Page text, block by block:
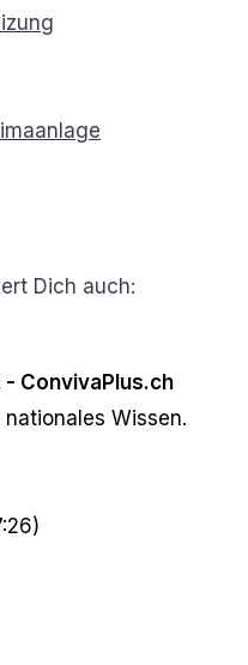
Dich auch:
ConvivaPlus.ch
Wissen.